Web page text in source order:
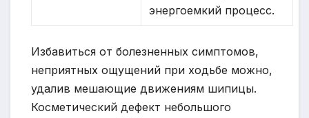
энергоемкий процесс.
Избавиться от болезненных симптомов,
неприятных ощущений при ходьбе можно,
удалив мешающие движениям шипицы.
Косметический дефект небольшого